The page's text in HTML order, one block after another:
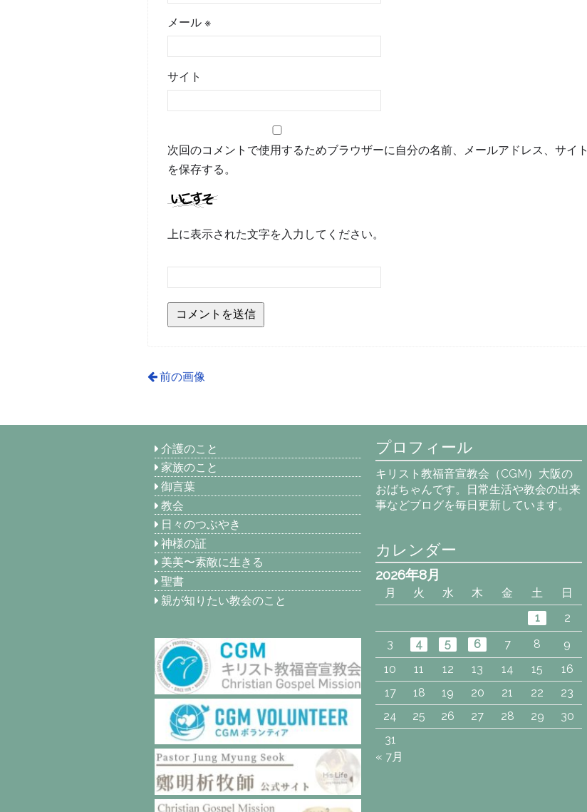
メール※
サイト
次回のコメントで使用するためブラウザーに自分の名前、メールアドレス、サイト
を保存する。
上に表示された文字を入力してください。
前の画像
介護のこと
家族のこと
御言葉
教会
日々のつぶやき
神様の証
美美〜素敵に生きる
聖書
親が知りたい教会のこと
プロフィール
キリスト教福音宣教会（CGM）大阪の
おばちゃんです。日常生活や教会の出来
事などブログを毎日更新しています。
カレンダー
2026年8月
月 火 水 木 金 土
日
1
2
3
4 5 6 7 8
9
10
11 12 13 14 15
16
17
18 19 20 21 22
23
24
25 26 27 28 29
30
31
« 7月